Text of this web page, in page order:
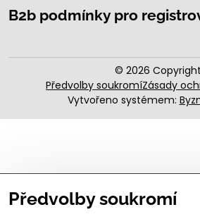
B2b podmínky pro
© 2026 Copyright
Předvolby soukromíZásady
Vytvořeno systémem:
Předvolby soukromí